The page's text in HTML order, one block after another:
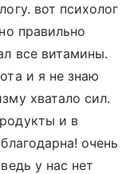
вот психолог
правильно
все витамины.
и я не знаю
хватало сил.
и в
очень
у нас нет